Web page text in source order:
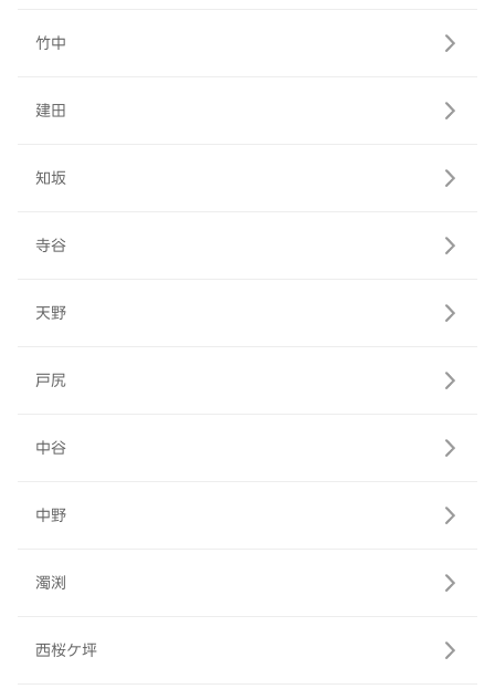
竹中
建田
知坂
寺谷
天野
戸尻
中谷
中野
濁渕
西桜ケ坪